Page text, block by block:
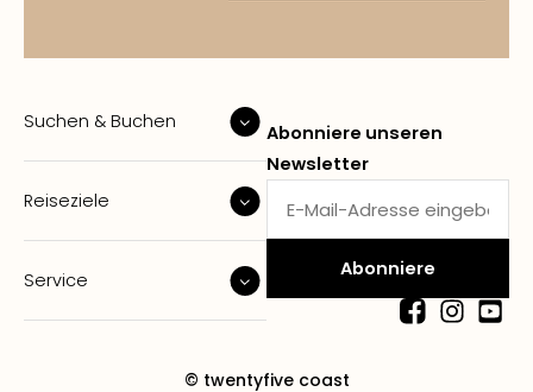
Suchen & Buchen
Reiseziele
Service
Abonniere unseren
Newsletter
© twentyfive coast